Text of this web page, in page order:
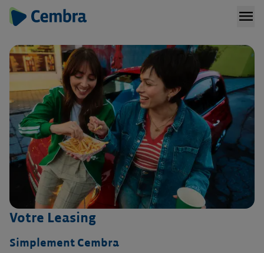
menu
Votre Leasing
Simplement Cembra